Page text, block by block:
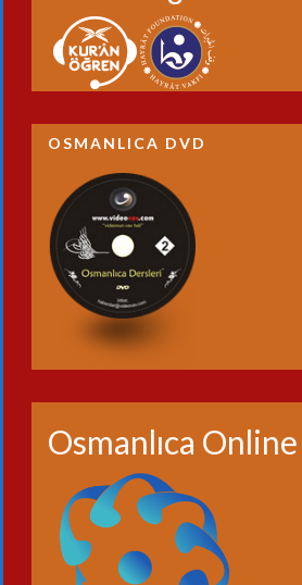
OSMANLICA DVD
Osmanlıca Online